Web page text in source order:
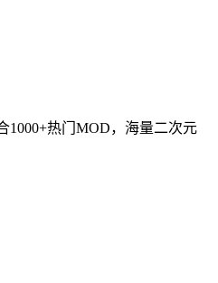
1000+热门MOD，海量二次元